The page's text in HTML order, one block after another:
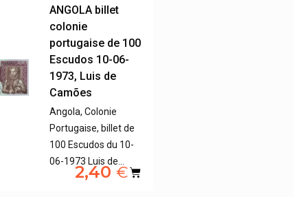
ANGOLA billet
colonie
portugaise de 100
Escudos 10-06-
1973, Luis de
Camões
Angola, Colonie
Portugaise, billet de
100 Escudos du 10-
06-1973 Luis de…
2,40 €